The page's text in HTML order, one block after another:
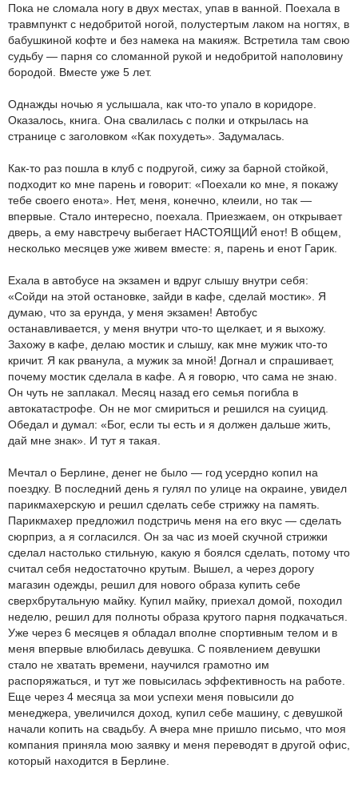
Пока не сломала ногу в двух местах, упав в ванной. Поехала в
травмпункт с недобритой ногой, полустертым лаком на ногтях, в
бабушкиной кофте и без намека на макияж. Встретила там свою
судьбу — парня со сломанной рукой и недобритой наполовину
бородой. Вместе уже 5 лет.
Однажды ночью я услышала, как что-то упало в коридоре.
Оказалось, книга. Она свалилась с полки и открылась на
странице с заголовком «Как похудеть». Задумалась.
Как-то раз пошла в клуб с подругой, сижу за барной стойкой,
подходит ко мне парень и говорит: «Поехали ко мне, я покажу
тебе своего енота». Нет, меня, конечно, клеили, но так —
впервые. Стало интересно, поехала. Приезжаем, он открывает
дверь, а ему навстречу выбегает НАСТОЯЩИЙ енот! В общем,
несколько месяцев уже живем вместе: я, парень и енот Гарик.
Ехала в автобусе на экзамен и вдруг слышу внутри себя:
«Сойди на этой остановке, зайди в кафе, сделай мостик». Я
думаю, что за ерунда, у меня экзамен! Автобус
останавливается, у меня внутри что-то щелкает, и я выхожу.
Захожу в кафе, делаю мостик и слышу, как мне мужик что-то
кричит. Я как рванула, а мужик за мной! Догнал и спрашивает,
почему мостик сделала в кафе. А я говорю, что сама не знаю.
Он чуть не заплакал. Месяц назад его семья погибла в
автокатастрофе. Он не мог смириться и решился на суицид.
Обедал и думал: «Бог, если ты есть и я должен дальше жить,
дай мне знак». И тут я такая.
Мечтал о Берлине, денег не было — год усердно копил на
поездку. В последний день я гулял по улице на окраине, увидел
парикмахерскую и решил сделать себе стрижку на память.
Парикмахер предложил подстричь меня на его вкус — сделать
сюрприз, а я согласился. Он за час из моей скучной стрижки
сделал настолько стильную, какую я боялся сделать, потому что
считал себя недостаточно крутым. Вышел, а через дорогу
магазин одежды, решил для нового образа купить себе
сверхбрутальную майку. Купил майку, приехал домой, походил
неделю, решил для полноты образа крутого парня подкачаться.
Уже через 6 месяцев я обладал вполне спортивным телом и в
меня впервые влюбилась девушка. С появлением девушки
стало не хватать времени, научился грамотно им
распоряжаться, и тут же повысилась эффективность на работе.
Еще через 4 месяца за мои успехи меня повысили до
менеджера, увеличился доход, купил себе машину, с девушкой
начали копить на свадьбу. А вчера мне пришло письмо, что моя
компания приняла мою заявку и меня переводят в другой офис,
который находится в Берлине.